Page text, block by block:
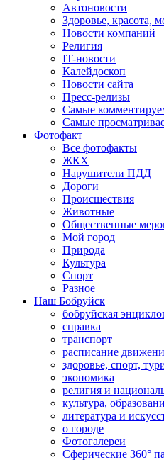
Автоновости
Здоровье, красота,
Новости компаний
Религия
IT-новости
Калейдоскоп
Новости сайта
Пресс-релизы
Самые
Самые
Фотофакт
Все фотофакты
ЖКХ
Нарушители ПДД
Дороги
Происшествия
Животные
Общественные
Мой город
Природа
Культура
Спорт
Разное
Наш Бобруйск
бобруйская
справка
транспорт
расписание
здоровье, спорт,
экономика
религия и
культура,
литература и
о городе
Фотогалереи
Сферические 360°